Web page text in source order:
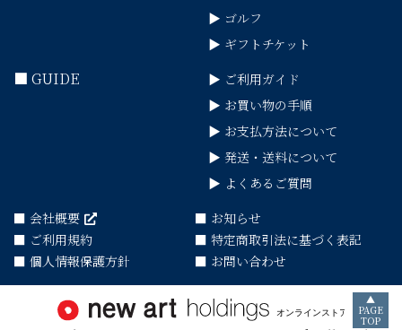
▶ ゴルフ
▶ ギフトチケット
■ GUIDE
▶ ご利用ガイド
▶ お買い物の手順
▶ お支払方法について
▶ 発送・送料について
▶ よくあるご質問
■ 会社概要
■ お知らせ
■ ご利用規約
■ 特定商取引法に基づく表記
■ 個人情報保護方針
■ お問い合わせ
▲
PAGE
TOP